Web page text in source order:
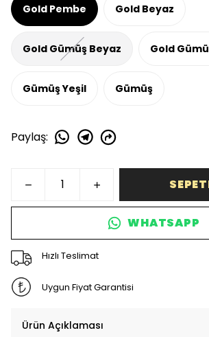
Gold Pembe Gold Beyaz
Gold Gümüş Beyaz Gold
Gümüş Yeşil Gümüş
Paylaş:
WHATSAPP
Hızlı Teslimat
Uygun Fiyat Garantisi
Ürün Açıklaması